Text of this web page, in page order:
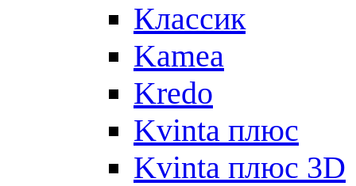
Классик
Kamea
Kredo
Kvinta плюс
Kvinta плюс 3D